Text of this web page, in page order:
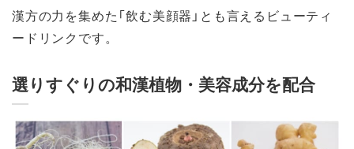
漢方の力を集めた「飲む美顔器」とも言えるビューティ
ードリンクです。
選りすぐりの和漢植物・美容成分を配合